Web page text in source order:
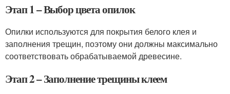
Этап 1 – Выбор цвета опилок
Опилки используются для покрытия белого клея и
заполнения трещин, поэтому они должны максимально
соответствовать обрабатываемой древесине.
Этап 2 – Заполнение трещины клеем